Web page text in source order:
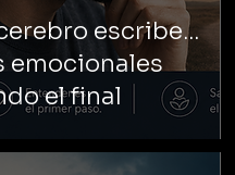
escribe...
emocionales
el final